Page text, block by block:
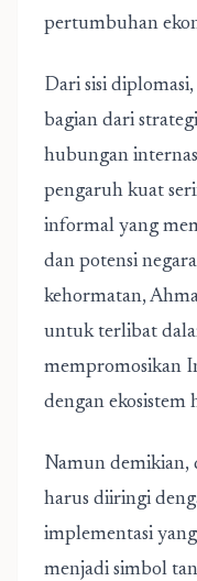
pertumbuhan
Dari sisi
bagian dari
hubungan
pengaruh kuat
informal yang
dan potensi
kehormatan,
untuk terlibat
mempromosikan
dengan ekosistem
Namun demikian,
harus diiringi
implementasi
menjadi simbol